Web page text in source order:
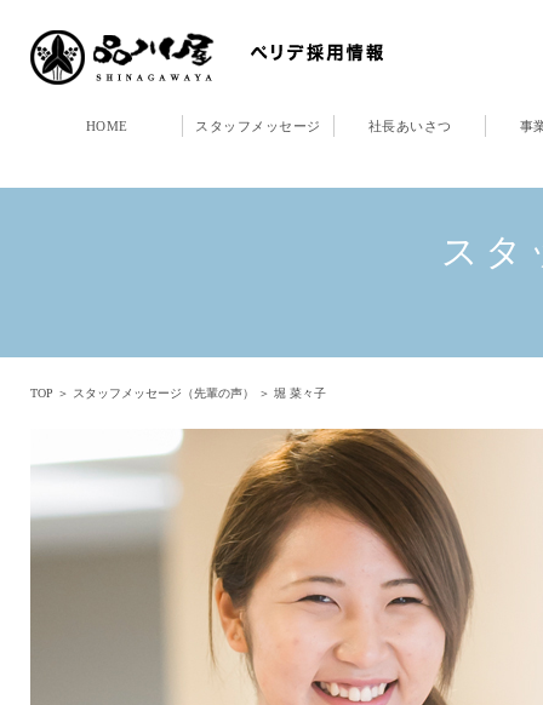
HOME スタッフメッセージ 社長あいさつ 事
スタ
TOP ＞ スタッフメッセージ（先輩の声） ＞ 堀 菜々子